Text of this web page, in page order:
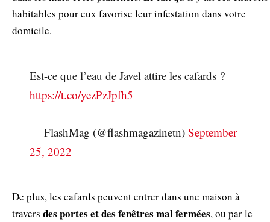
habitables pour eux favorise leur infestation dans votre
domicile.
Est-ce que l’eau de Javel attire les cafards ?
https://t.co/yezPzJpfh5
— FlashMag (@flashmagazinetn) September
25, 2022
De plus, les cafards peuvent entrer dans une maison à
travers des portes et des fenêtres mal fermées, ou par le